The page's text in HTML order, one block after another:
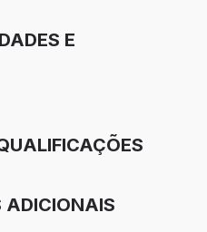
E
ADICIONAIS